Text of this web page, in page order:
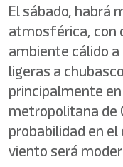
El sábado, habrá
atmosférica, con
ambiente cálido
ligeras a
principalmente
metropolitana de
probabilidad en
viento será